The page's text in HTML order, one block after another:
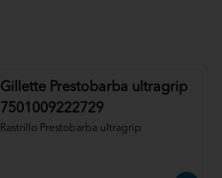
Gillette Prestobarba ultragrip
7501009222729
Rastrillo Prestobarba ultragrip